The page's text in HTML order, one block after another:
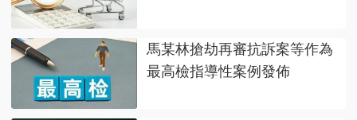
馬某林搶劫再審抗訴案等作為
最高檢指導性案例發佈